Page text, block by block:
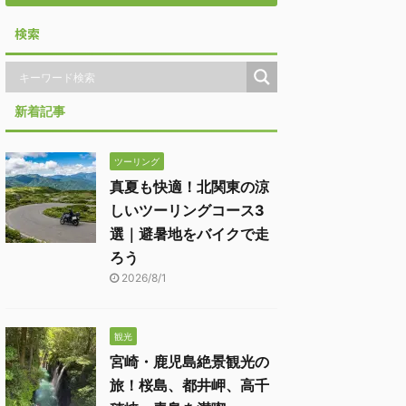
検索
新着記事
ツーリング
真夏も快適！北関東の涼
しいツーリングコース3
選｜避暑地をバイクで走
ろう
2026/8/1
観光
宮崎・鹿児島絶景観光の
旅！桜島、都井岬、高千